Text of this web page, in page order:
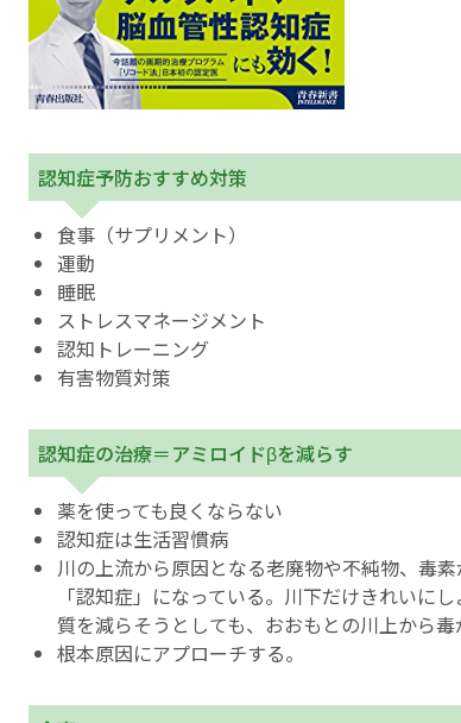
認知症予防おすすめ対策
食事（サプリメント）
運動
睡眠
ストレスマネージメント
認知トレーニング
有害物質対策
認知症の治療＝アミロイドβを減らす
薬を使っても良くならない
認知症は生活習慣病
川の上流から原因となる老廃物や不純物、毒
「認知症」になっている。川下だけきれいに
質を減らそうとしても、おおもとの川上から
根本原因にアプローチする。